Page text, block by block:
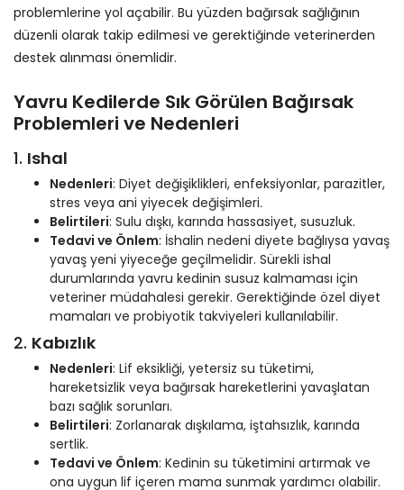
problemlerine yol açabilir. Bu yüzden bağırsak sağlığının
düzenli olarak takip edilmesi ve gerektiğinde veterinerden
destek alınması önemlidir.
Yavru Kedilerde Sık Görülen Bağırsak
Problemleri ve Nedenleri
1. Ishal
Nedenleri: Diyet değişiklikleri, enfeksiyonlar, parazitler,
stres veya ani yiyecek değişimleri.
Belirtileri: Sulu dışkı, karında hassasiyet, susuzluk.
Tedavi ve Önlem: İshalin nedeni diyete bağlıysa yavaş
yavaş yeni yiyeceğe geçilmelidir. Sürekli ishal
durumlarında yavru kedinin susuz kalmaması için
veteriner müdahalesi gerekir. Gerektiğinde özel diyet
mamaları ve probiyotik takviyeleri kullanılabilir.
2. Kabızlık
Nedenleri: Lif eksikliği, yetersiz su tüketimi,
hareketsizlik veya bağırsak hareketlerini yavaşlatan
bazı sağlık sorunları.
Belirtileri: Zorlanarak dışkılama, iştahsızlık, karında
sertlik.
Tedavi ve Önlem: Kedinin su tüketimini artırmak ve
ona uygun lif içeren mama sunmak yardımcı olabilir.